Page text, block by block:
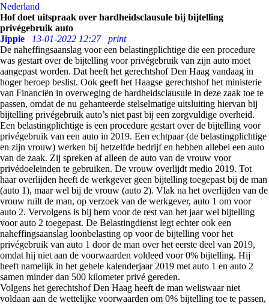
Nederland
Hof doet uitspraak over hardheidsclausule bij bijtelling
privégebruik auto
Jippie
13-01-2022 12:27
print
De naheffingsaanslag voor een belastingplichtige die een procedure
was gestart over de bijtelling voor privégebruik van zijn auto moet
aangepast worden. Dat heeft het gerechtshof Den Haag vandaag in
hoger beroep beslist. Ook geeft het Haagse gerechtshof het ministerie
van Financiën in overweging de hardheidsclausule in deze zaak toe te
passen, omdat de nu gehanteerde stelselmatige uitsluiting hiervan bij
bijtelling privégebruik auto’s niet past bij een zorgvuldige overheid.
Een belastingplichtige is een procedure gestart over de bijtelling voor
privégebruik van een auto in 2019. Een echtpaar (de belastingplichtige
en zijn vrouw) werken bij hetzelfde bedrijf en hebben allebei een auto
van de zaak. Zij spreken af alleen de auto van de vrouw voor
privédoeleinden te gebruiken. De vrouw overlijdt medio 2019. Tot
haar overlijden heeft de werkgever geen bijtelling toegepast bij de man
(auto 1), maar wel bij de vrouw (auto 2). Vlak na het overlijden van de
vrouw ruilt de man, op verzoek van de werkgever, auto 1 om voor
auto 2. Vervolgens is bij hem voor de rest van het jaar wel bijtelling
voor auto 2 toegepast. De Belastingdienst legt echter ook een
naheffingsaanslag loonbelasting op voor de bijtelling voor het
privégebruik van auto 1 door de man over het eerste deel van 2019,
omdat hij niet aan de voorwaarden voldeed voor 0% bijtelling. Hij
heeft namelijk in het gehele kalenderjaar 2019 met auto 1 en auto 2
samen minder dan 500 kilometer privé gereden.
Volgens het gerechtshof Den Haag heeft de man weliswaar niet
voldaan aan de wettelijke voorwaarden om 0% bijtelling toe te passen,